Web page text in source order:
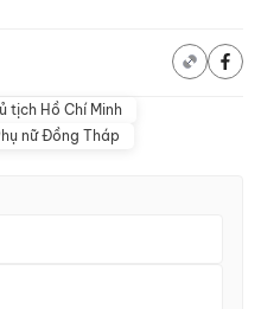
tịch Hồ Chí Minh
nữ Đồng Tháp